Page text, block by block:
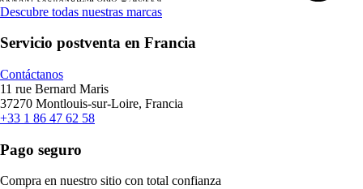
Descubre todas nuestras marcas
Servicio postventa en Francia
Contáctanos
11 rue Bernard Maris
37270 Montlouis-sur-Loire, Francia
+33 1 86 47 62 58
Pago seguro
Compra en nuestro sitio con total confianza